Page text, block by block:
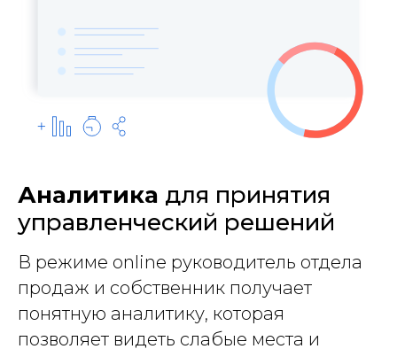
Аналитика для принятия
управленческий решений
В режиме online руководитель отдела
продаж и собственник получает
понятную аналитику, которая
позволяет видеть слабые места и